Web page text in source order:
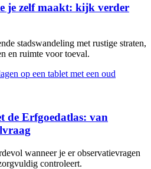
je zelf maakt: kijk verder
stadswandeling met rustige straten,
en ruimte voor toeval.
de Erfgoedatlas: van
wanneer je er observatievragen
controleert.